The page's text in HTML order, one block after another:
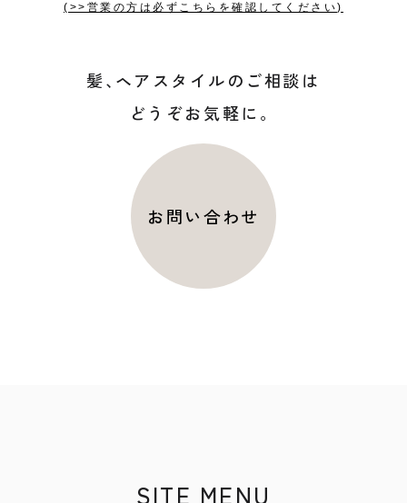
(>>営業の方は必ずこちらを確認してください)
髪、 ヘアスタイルのご相談は
どうぞお気軽に。
お問い合わせ
SITE MENU